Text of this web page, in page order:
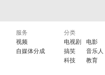
服务
视频
自媒体分成
分类
电视剧
电影
搞笑
音乐人
科技
教育